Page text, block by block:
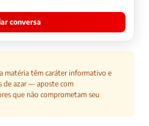
conversa
matéria têm caráter informativo e
de azar — aposte com
que não comprometam seu